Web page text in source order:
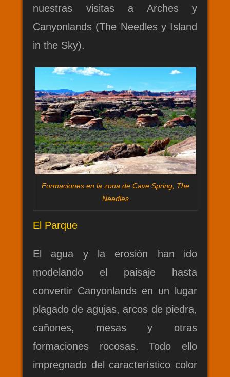
nuestras visitas a Arches y
Canyonlands (The Needles y Island
in the Sky).
Formaciones en la zona de Cave Spring, The
Needles
El Parque
El agua y la erosión han ido
modelando el paisaje hasta
convertir Canyonlands en un lugar
plagado de agujas, arcos de piedra,
cañones, mesas y otras
formaciones rocosas. Todo ello
impregnado del característico color